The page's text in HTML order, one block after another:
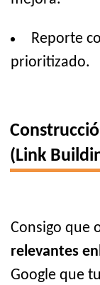
Reporte
prioritizado.
(Link
Consigo que
relevantes
Google que